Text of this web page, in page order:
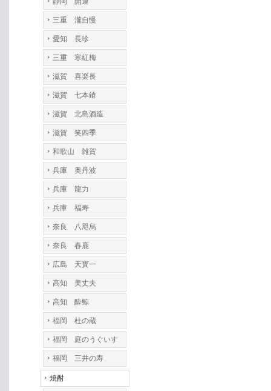
三重 瀧自慢
愛知 長珍
三重 寒紅梅
滋賀 喜楽長
滋賀 七本鎗
滋賀 北島酒造
滋賀 笑四季
和歌山 雑賀
兵庫 奥丹波
兵庫 龍力
兵庫 福寿
奈良 八咫烏
奈良 春鹿
広島 天寳一
高知 美丈夫
高知 酔鯨
福岡 杜の蔵
福岡 庭のうぐいす
福岡 三井の寿
焼酎